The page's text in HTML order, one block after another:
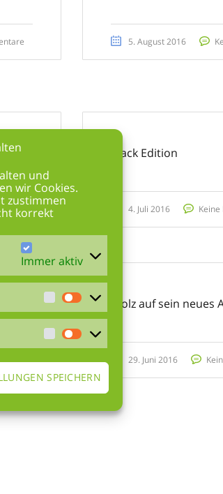
und
wir Cookies.
zustimmen
korrekt
Immer aktiv
SPEICHERN
5. August 2016
Black Edition
4. Juli 2016
Stolz auf sein neues
29. Juni 2016